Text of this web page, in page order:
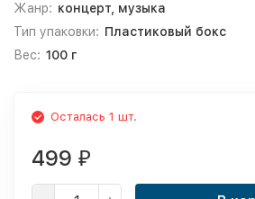
Жанр: концерт, музыка
Тип упаковки: Пластиковый бокс
Вес: 100 г
Осталась 1 шт.
499 ₽